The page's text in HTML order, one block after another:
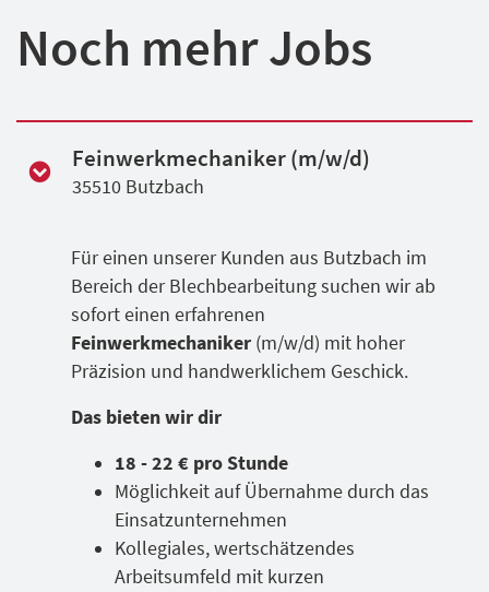
Noch mehrJobs
Feinwerkmechaniker (m/w/d)
35510 Butzbach
Für einen unserer Kunden aus Butzbach im
Bereich der Blechbearbeitung suchen wir ab
sofort einen erfahrenen
Feinwerkmechaniker (m/w/d) mit hoher
Präzision und handwerklichem Geschick.
Das bieten wir dir
18 - 22 € pro Stunde
Möglichkeit auf Übernahme durch das
Einsatzunternehmen
Kollegiales, wertschätzendes
Arbeitsumfeld mit kurzen